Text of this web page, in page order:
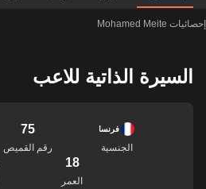
إحصائيات Mohamed Meite
السيرة الذاتية للاعب
فرنسا
الجنسية
75
رقم القميص
18
العمر